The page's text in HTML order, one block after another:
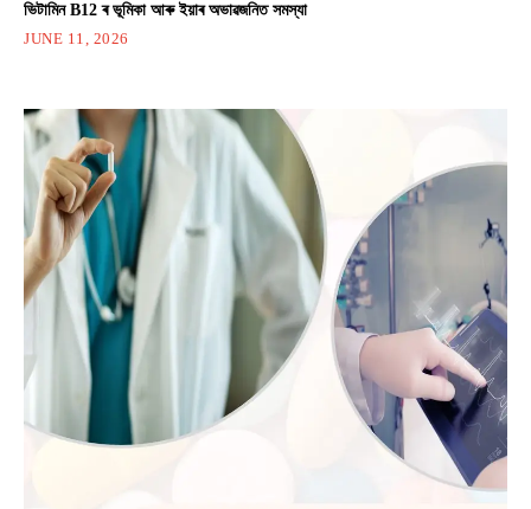
ভিটামিন B12 ৰ ভূমিকা আৰু ইয়াৰ অভাৱজনিত সমস্যা
JUNE 11, 2026